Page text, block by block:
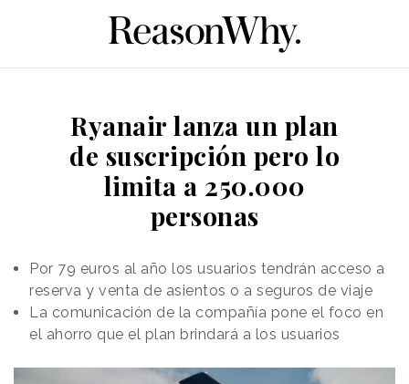
Ryanair lanza un plan
de suscripción pero lo
limita a 250.000
personas
Por 79 euros al año los usuarios tendrán acceso a
reserva y venta de asientos o a seguros de viaje
La comunicación de la compañía pone el foco en
el ahorro que el plan brindará a los usuarios